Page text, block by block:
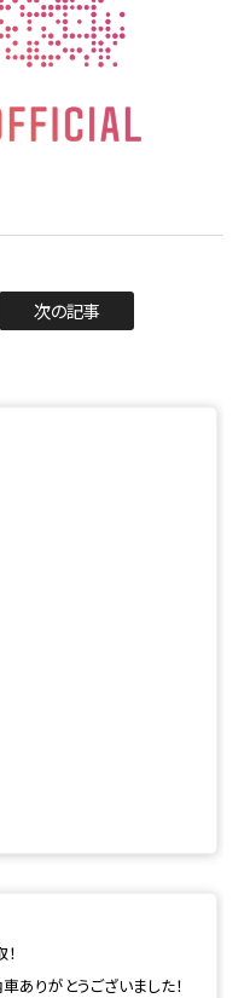
次の記事
ありがとうございました！